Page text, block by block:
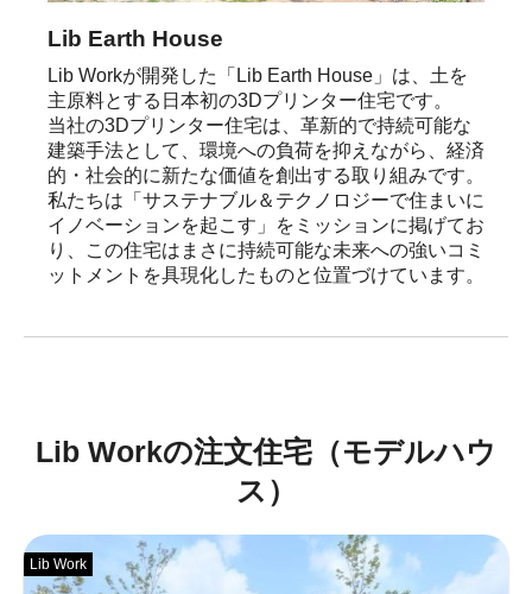
Lib Earth House
Lib Workが開発した「Lib Earth House」は、土を
主原料とする日本初の3Dプリンター住宅です。
当社の3Dプリンター住宅は、革新的で持続可能な
建築手法として、環境への負荷を抑えながら、経済
的・社会的に新たな価値を創出する取り組みです。
私たちは「サステナブル＆テクノロジーで住まいに
イノベーションを起こす」をミッションに掲げてお
り、この住宅はまさに持続可能な未来への強いコミ
ットメントを具現化したものと位置づけています。
Lib Workの注文住宅（モデルハウ
ス）
Lib Work